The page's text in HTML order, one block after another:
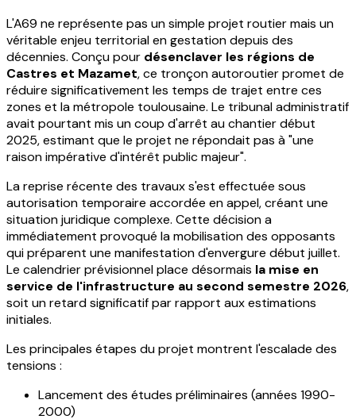
L'A69 ne représente pas un simple projet routier mais un
véritable enjeu territorial en gestation depuis des
décennies. Conçu pour désenclaver les régions de
Castres et Mazamet, ce tronçon autoroutier promet de
réduire significativement les temps de trajet entre ces
zones et la métropole toulousaine. Le tribunal administratif
avait pourtant mis un coup d'arrêt au chantier début
2025, estimant que le projet ne répondait pas à "une
raison impérative d'intérêt public majeur".
La reprise récente des travaux s'est effectuée sous
autorisation temporaire accordée en appel, créant une
situation juridique complexe. Cette décision a
immédiatement provoqué la mobilisation des opposants
qui préparent une manifestation d'envergure début juillet.
Le calendrier prévisionnel place désormais la mise en
service de l'infrastructure au second semestre 2026,
soit un retard significatif par rapport aux estimations
initiales.
Les principales étapes du projet montrent l'escalade des
tensions :
Lancement des études préliminaires (années 1990-
2000)